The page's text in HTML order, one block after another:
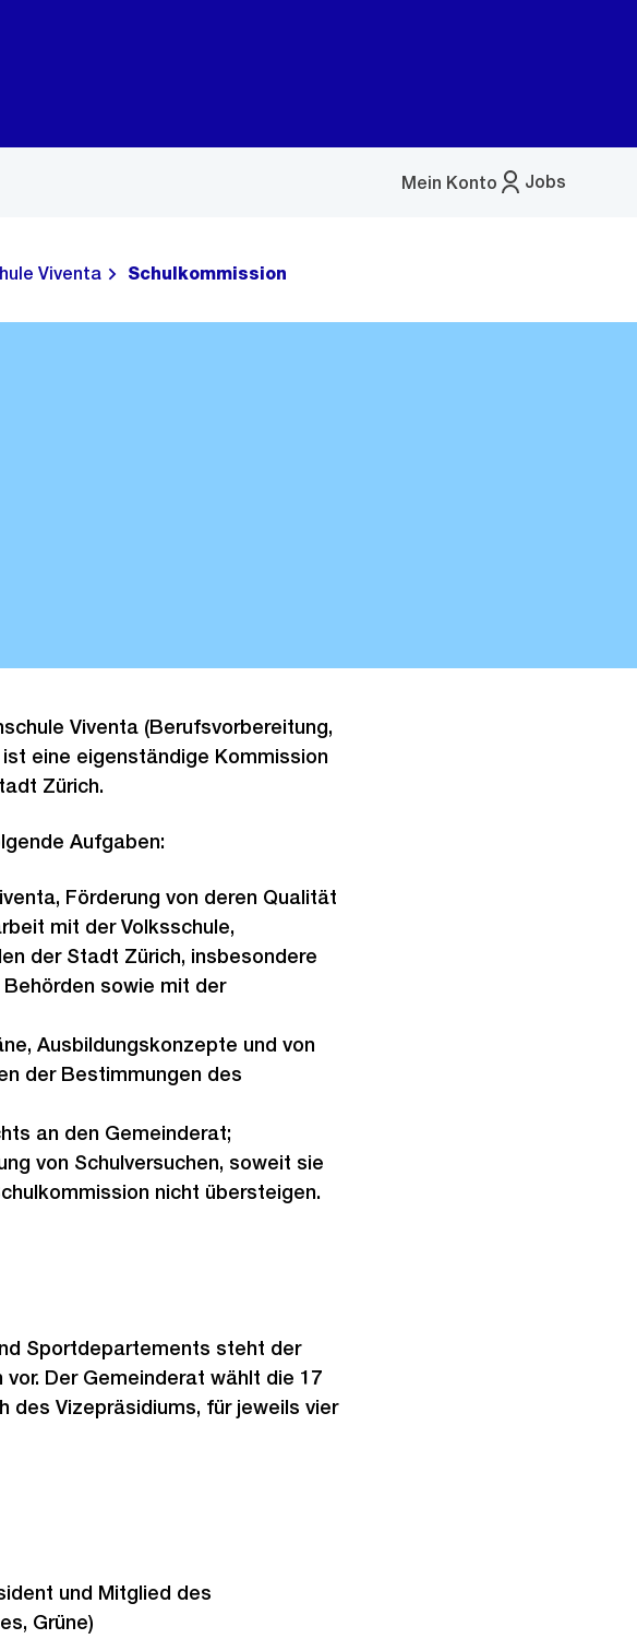
Jobs
Mein Konto
Menü
Viventa Schulkommission
Viventa (Berufsvorbereitung,
eine eigenständige Kommission
Zürich.
Aufgaben:
Förderung von deren Qualität
mit der Volksschule,
der Stadt Zürich, insbesondere
sowie mit der
Ausbildungskonzepte und von
der Bestimmungen des
an den Gemeinderat;
von Schulversuchen, soweit sie
nicht übersteigen.
Sportdepartements steht der
Der Gemeinderat wählt die 17
des Vizepräsidiums, für jeweils vier
und Mitglied des
Grüne)